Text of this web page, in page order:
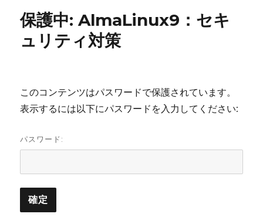
保護中: AlmaLinux9：セキ
ュリティ対策
このコンテンツはパスワードで保護されています。
表示するには以下にパスワードを入力してください:
パスワード: